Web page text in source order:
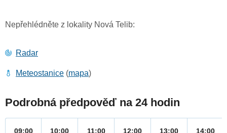
Nepřehlédněte z lokality Nová Telib:
Radar
Meteostanice (mapa)
Podrobná předpověď na 24 hodin
09:00 10:00 11:00 12:00 13:00 14:00